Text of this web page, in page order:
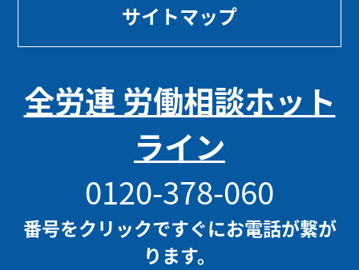
サイトマップ
全労連 労働相談ホット
ライン
0120-378-060
番号をクリックですぐにお電話が繋が
ります。